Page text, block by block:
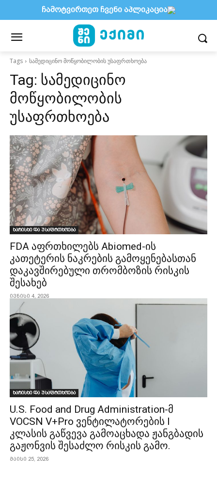
Tags სამედიცინო მოწყობილობის უსაფრთხოება
Tag: სამედიცინო
მოწყობილობის
უსაფრთხოება
ხარისხი და უსაფრთხოება
FDA აფრთხილებს Abiomed-ის
კათეტერის ნაკრების გამოყენებასთან
დაკავშირებული თრომბოზის რისკის
შესახებ
ივნისი 4, 2026
ხარისხი და უსაფრთხოება
U.S. Food and Drug Administration-მ
VOCSN V+Pro ვენტილატორების I
კლასის გაწვევა გამოაცხადა ჟანგბადის
გაჟონვის შესაძლო რისკის გამო.
მაისი 25, 2026
ჩამოტვირთეთ ჩვენი აპლიკაცია